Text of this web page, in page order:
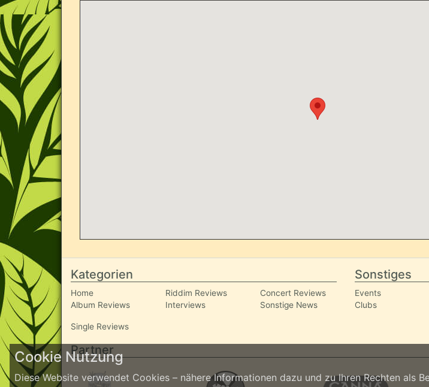
Kategorien
Home
Album Reviews
Riddim Reviews
Interviews
Concert Reviews
Sonstige News
Single Reviews
Sonstiges
Events
Clubs
Partner
Cookie Nutzung
Diese Website verwendet Cookies – nähere Informationen dazu und zu Ihren Rechten als